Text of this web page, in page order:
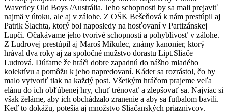
Waverley Old Boys /Austrália. Jeho schopnosti by sa mali prejaviť
najmä v útoku, ale aj v zálohe. Z OŠK Bešeňová k nám prestúpil aj
Patrik Šlachta, ktorý bol naposledy na hosťovaní v Partizánskej
Lupči. Očakávame jeho tvorivé schopnosti a pohyblivosť v zálohe.
Z Ludrovej prestúpil aj Maroš Mikulec, známy kanonier, ktorý
hrával dva roky aj za spoločné mužstvo dorastu Lipt.Sliače –
Ludrová. Dúfame že hráči dobre zapadnú do nášho mladého
kolektívu a pomôžu k jeho napredovaní. Káder sa rozrástol, čo by
malo vytvoriť tlak na každý post. Všetkým hráčom prajeme veľa
elánu do ich obľúbenej hry, chuť trénovať a zlepšovať sa. Najviac si
však želáme, aby ich obchádzalo zranenie a aby sa futbalom bavili.
Keď to dokážu, potešia aj množstvo Sliačanských priaznivcov.